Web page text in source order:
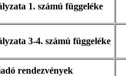
1. számú függeléke
3-4. számú függeléke
rendezvények